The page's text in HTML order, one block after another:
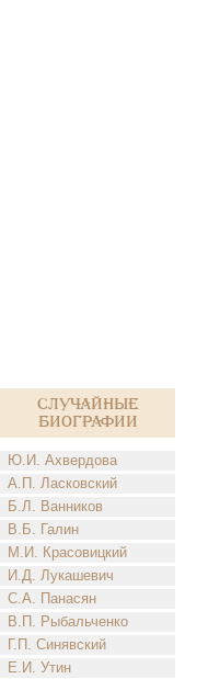
Случайные
биографии
Ю.И. Ахвердова
А.П. Ласковский
Б.Л. Ванников
В.Б. Галин
М.И. Красовицкий
И.Д. Лукашевич
С.А. Панасян
В.П. Рыбальченко
Г.П. Синявский
Е.И. Утин